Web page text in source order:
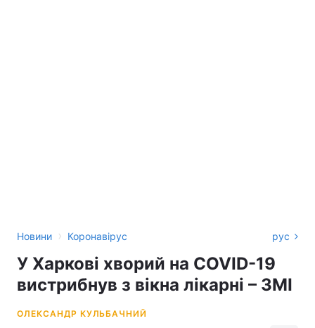
Новини › Коронавірус рус
У Харкові хворий на COVID-19
вистрибнув з вікна лікарні – ЗМІ
ОЛЕКСАНДР КУЛЬБАЧНИЙ